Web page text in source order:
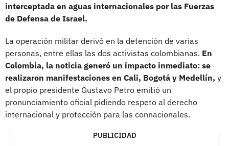
interceptada en aguas internacionales por las Fuerzas
de Defensa de Israel.
La operación militar derivó en la detención de varias
personas, entre ellas las dos activistas colombianas. En
Colombia, la noticia generó un impacto inmediato: se
realizaron manifestaciones en Cali, Bogotá y Medellín, y
el propio presidente Gustavo Petro emitió un
pronunciamiento oficial pidiendo respeto al derecho
internacional y protección para las connacionales.
PUBLICIDAD